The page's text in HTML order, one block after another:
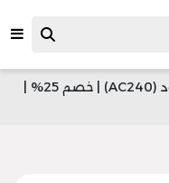
> كود خصم اي اوتلت | رمز الكود (AC240) | خصم 25% |